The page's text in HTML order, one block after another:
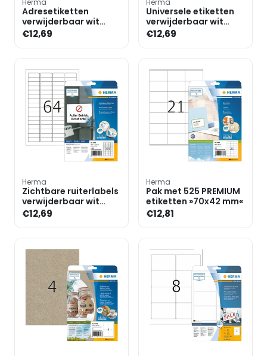
Herma
Adresetiketten
verwijderbaar wit
99,1x42,3 mm »10017«
300 stuks
€12,69
Herma
Universele etiketten
verwijderbaar wit
24x24 mm »10105«
1750 stuks
€12,69
Herma
Zichtbare ruiterlabels
verwijderbaar wit
45,7x16,9 mm »4201«
1600 stuks
€12,69
Herma
Pak met 525 PREMIUM
etiketten »70x42 mm«
€12,81